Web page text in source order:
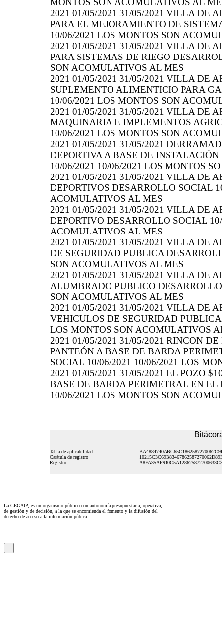
MONTOS SON ACOMULATIVOS AL
2021 01/05/2021 31/05/2021 VILLA DE
PARA EL MEJORAMIENTO DE
10/06/2021 LOS MONTOS SON
2021 01/05/2021 31/05/2021 VILLA DE
PARA SISTEMAS DE RIEGO
SON ACOMULATIVOS AL MES
2021 01/05/2021 31/05/2021 VILLA DE
SUPLEMENTO ALIMENTICIO PARA
10/06/2021 LOS MONTOS SON
2021 01/05/2021 31/05/2021 VILLA DE
MAQUINARIA E IMPLEMENTOS
10/06/2021 LOS MONTOS SON
2021 01/05/2021 31/05/2021
DEPORTIVA A BASE DE
10/06/2021 10/06/2021 LOS MONTOS
2021 01/05/2021 31/05/2021 VILLA DE
DEPORTIVOS DESARROLLO SOCIAL
ACOMULATIVOS AL MES
2021 01/05/2021 31/05/2021 VILLA DE
DEPORTIVO DESARROLLO SOCIAL
ACOMULATIVOS AL MES
2021 01/05/2021 31/05/2021 VILLA DE
DE SEGURIDAD PUBLICA
SON ACOMULATIVOS AL MES
2021 01/05/2021 31/05/2021 VILLA DE
ALUMBRADO PUBLICO
SON ACOMULATIVOS AL MES
2021 01/05/2021 31/05/2021 VILLA DE
VEHICULOS DE SEGURIDAD
LOS MONTOS SON ACOMULATIVOS
2021 01/05/2021 31/05/2021 RINCON
PANTEÓN A BASE DE BARDA
SOCIAL 10/06/2021 10/06/2021 LOS
2021 01/05/2021 31/05/2021 EL POZO
BASE DE BARDA PERIMETRAL EN EL
10/06/2021 LOS MONTOS SON
Tabla de aplicabilidad
Carátula de registro
10215C3C69B83467862587270062D893
Registro
La CEGAIP, es un organismo público con autonomía presupuestaria, operativa,
de gestión y de decisión, a la que se encomienda el fomento y la difusión del
derecho de acceso a la información púbica.